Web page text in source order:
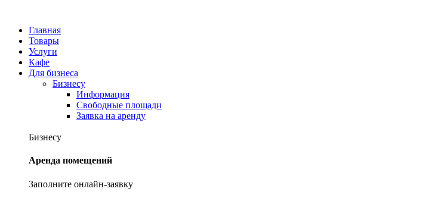
Главная
Товары
Услуги
Кафе
Для бизнеса
Бизнесу
Информация
Свободные площади
Заявка на аренду
Бизнесу
Аренда помещений
Заполните онлайн-заявку